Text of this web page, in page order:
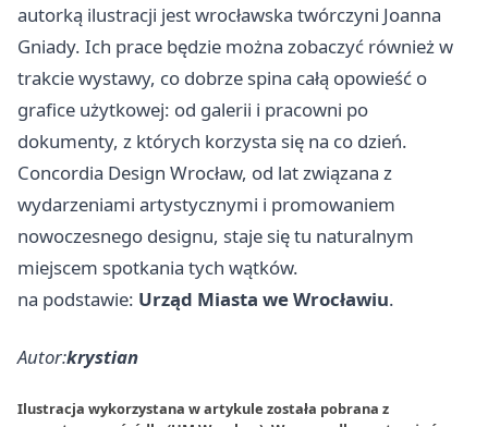
autorką ilustracji jest wrocławska twórczyni Joanna
Gniady. Ich prace będzie można zobaczyć również w
trakcie wystawy, co dobrze spina całą opowieść o
grafice użytkowej: od galerii i pracowni po
dokumenty, z których korzysta się na co dzień.
Concordia Design Wrocław, od lat związana z
wydarzeniami artystycznymi i promowaniem
nowoczesnego designu, staje się tu naturalnym
miejscem spotkania tych wątków.
na podstawie: Urząd Miasta we Wrocławiu.
Autor:krystian
Ilustracja wykorzystana w artykule została pobrana z